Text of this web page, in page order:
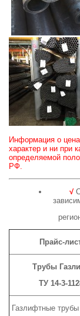
Информация о
характер и ни при
определяемой
РФ.
√
региона
Прайс-
Трубы
ТУ 14-3-
Газлифтные